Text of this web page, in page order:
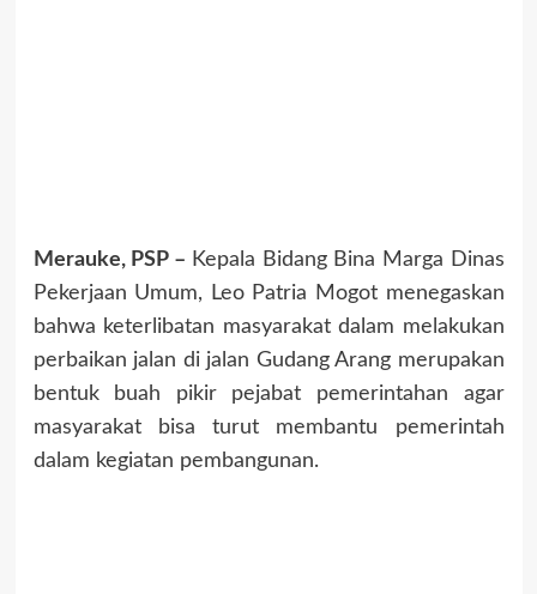
Merauke, PSP – Kepala Bidang Bina Marga Dinas
Pekerjaan Umum, Leo Patria Mogot menegaskan
bahwa keterlibatan masyarakat dalam melakukan
perbaikan jalan di jalan Gudang Arang merupakan
bentuk buah pikir pejabat pemerintahan agar
masyarakat bisa turut membantu pemerintah
dalam kegiatan pembangunan.